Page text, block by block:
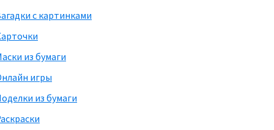
с картинками
из бумаги
игры
из бумаги